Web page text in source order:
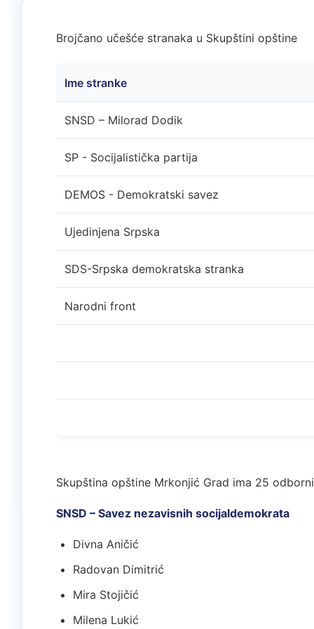
Brojčano učešće stranaka u Skupštini opštine
Ime stranke
SNSD – Milorad Dodik
SP - Socijalistička partija
DEMOS - Demokratski savez
Ujedinjena Srpska
SDS-Srpska demokratska stranka
Narodni front
Skupština opštine Mrkonjić Grad ima 25
SNSD – Savez nezavisnih socijaldemokrata
Divna Aničić
Radovan Dimitrić
Mira Stojičić
Milena Lukić